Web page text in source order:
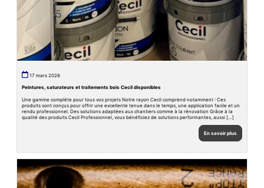
17 mars 2026
Peintures, saturateurs et traitements bois Cecil disponibles
Une gamme complète pour tous vos projets Notre rayon Cecil comprend notamment : Ces
produits sont conçus pour offrir une excellente tenue dans le temps, une application facile et un
rendu professionnel. Des solutions adaptées aux chantiers comme à la rénovation Grâce à la
qualité des produits Cecil Professionnel, vous bénéficiez de solutions performantes, aussi […]
En savoir plus